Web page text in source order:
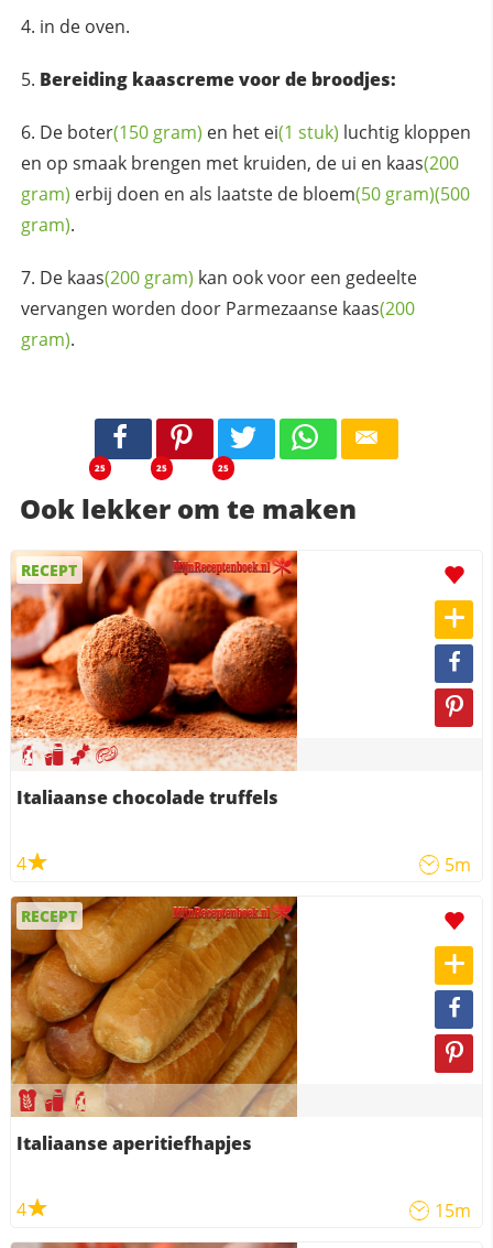
in de oven.
Bereiding kaascreme voor de broodjes:
De boter(150 gram) en het ei(1 stuk) luchtig kloppen
en op smaak brengen met kruiden, de ui en kaas(200
gram) erbij doen en als laatste de bloem(50 gram)(500
gram).
De kaas(200 gram) kan ook voor een gedeelte
vervangen worden door Parmezaanse kaas(200
gram).
25 25 25
Ook lekker om te maken
RECEPT
Italiaanse chocolade truffels
4 5m
RECEPT
Italiaanse aperitiefhapjes
4 15m